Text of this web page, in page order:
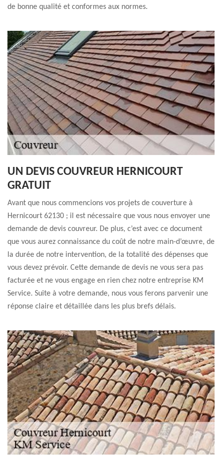
de bonne qualité et conformes aux normes.
UN DEVIS COUVREUR HERNICOURT
GRATUIT
Avant que nous commencions vos projets de couverture à
Hernicourt 62130 ; il est nécessaire que vous nous envoyer une
demande de devis couvreur. De plus, c’est avec ce document
que vous aurez connaissance du coût de notre main-d’œuvre, de
la durée de notre intervention, de la totalité des dépenses que
vous devez prévoir. Cette demande de devis ne vous sera pas
facturée et ne vous engage en rien chez notre entreprise KM
Service. Suite à votre demande, nous vous ferons parvenir une
réponse claire et détaillée dans les plus brefs délais.